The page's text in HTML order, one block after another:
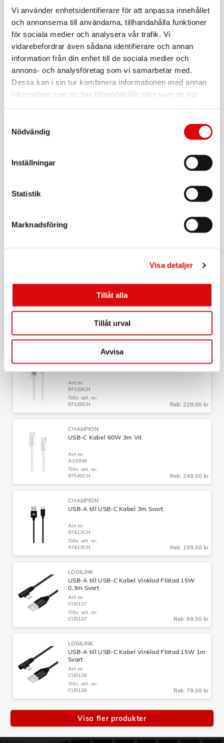
Vi använder enhetsidentifierare för att anpassa innehållet
och annonserna till användarna, tillhandahålla funktioner
för sociala medier och analysera vår trafik. Vi
vidarebefordrar även sådana identifierare och annan
information från din enhet till de sociala medier och
annons- och analysföretag som vi samarbetar med.
Dessa kan i sin tur kombinera informationen med annan
information som du har tillhandahållit eller som de har
Nödvändig
Inställningar
Statistik
Marknadsföring
Visa detaljer
Tillåt alla
Tillåt urval
Avvisa
USB-C till Lightning Kabel 1m Vit
Art nr:
97312CH
97312CH
Rek: 229,00 kr
CHAMPION
USB-A till Lightning Kabel 1m Vit
Art nr:
Rek: 179,00 kr
Rek: 279,00 kr
CHAMPION
USB-C Kabel 30cm Svart
Art nr:
Tillv. art. nr:
97131CH
Rek: 149,00 kr
USB-A till Lightning Kabel 2m Vit
Art nr:
97120CH
Tillv. art. nr:
97120CH
Rek: 229,00 kr
CHAMPION
USB-C Kabel 60W 3m Vit
Art nr:
A10936
Tillv. art. nr:
97540CH
Rek: 249,00 kr
CHAMPION
USB-A till USB-C Kabel 3m Svart
Art nr:
97413CH
Tillv. art. nr:
97413CH
Rek: 199,00 kr
LOGILINK
USB-A till USB-C Kabel Vinklad Flätad 15W
0,3m Svart
Art nr:
CU0137
Tillv. art. nr:
CU0137
Rek: 69,00 kr
LOGILINK
USB-A till USB-C Kabel Vinklad Flätad 15W 1m
Svart
Art nr:
CU0138
Tillv. art. nr:
CU0138
Rek: 79,00 kr
Visa fler produkter